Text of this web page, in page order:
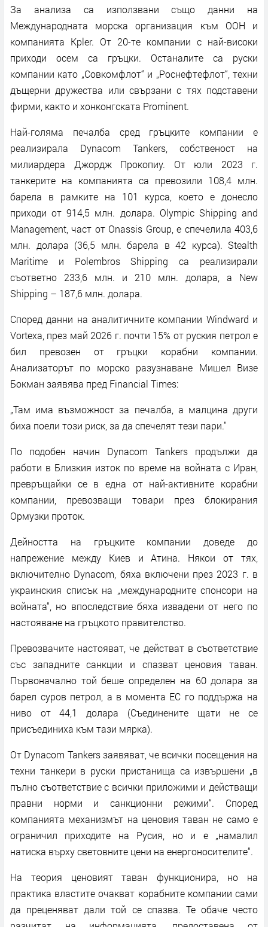
За анализа са използвани също данни на
Международната морска организация към ООН и
компанията Kpler. От 20-те компании с най-високи
приходи осем са гръцки. Останалите са руски
компании като „Совкомфлот“ и „Роснефтефлот“, техни
дъщерни дружества или свързани с тях подставени
фирми, както и хонконгската Prominent.
Най-голяма печалба сред гръцките компании е
реализирала Dynacom Tankers, собственост на
милиардера Джордж Прокопиу. От юли 2023 г.
танкерите на компанията са превозили 108,4 млн.
барела в рамките на 101 курса, което е донесло
приходи от 914,5 млн. долара. Olympic Shipping and
Management, част от Onassis Group, е спечелила 403,6
млн. долара (36,5 млн. барела в 42 курса). Stealth
Maritime и Polembros Shipping са реализирали
съответно 233,6 млн. и 210 млн. долара, а New
Shipping – 187,6 млн. долара.
Според данни на аналитичните компании Windward и
Vortexa, през май 2026 г. почти 15% от руския петрол е
бил превозен от гръцки корабни компании.
Анализаторът по морско разузнаване Мишел Визе
Бокман заявява пред Financial Times:
„Там има възможност за печалба, а малцина други
биха поели този риск, за да спечелят тези пари."
По подобен начин Dynacom Tankers продължи да
работи в Близкия изток по време на войната с Иран,
превръщайки се в една от най-активните корабни
компании, превозващи товари през блокирания
Ормузки проток.
Дейността на гръцките компании доведе до
напрежение между Киев и Атина. Някои от тях,
включително Dynacom, бяха включени през 2023 г. в
украинския списък на „международните спонсори на
войната“, но впоследствие бяха извадени от него по
настояване на гръцкото правителство.
Превозвачите настояват, че действат в съответствие
със западните санкции и спазват ценовия таван.
Първоначално той беше определен на 60 долара за
барел суров петрол, а в момента ЕС го поддържа на
ниво от 44,1 долара (Съединените щати не се
присъединиха към тази мярка).
От Dynacom Tankers заявяват, че всички посещения на
техни танкери в руски пристанища са извършени „в
пълно съответствие с всички приложими и действащи
правни норми и санкционни режими“. Според
компанията механизмът на ценовия таван не само е
ограничил приходите на Русия, но и е „намалил
натиска върху световните цени на енергоносителите“.
На теория ценовият таван функционира, но на
практика властите очакват корабните компании сами
да преценяват дали той се спазва. Те обаче често